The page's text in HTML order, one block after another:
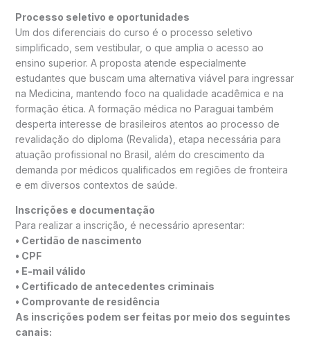
Processo seletivo e oportunidades
Um dos diferenciais do curso é o processo seletivo
simplificado, sem vestibular, o que amplia o acesso ao
ensino superior. A proposta atende especialmente
estudantes que buscam uma alternativa viável para ingressar
na Medicina, mantendo foco na qualidade acadêmica e na
formação ética. A formação médica no Paraguai também
desperta interesse de brasileiros atentos ao processo de
revalidação do diploma (Revalida), etapa necessária para
atuação profissional no Brasil, além do crescimento da
demanda por médicos qualificados em regiões de fronteira
e em diversos contextos de saúde.
Inscrições e documentação
Para realizar a inscrição, é necessário apresentar:
• Certidão de nascimento
• CPF
• E-mail válido
• Certificado de antecedentes criminais
• Comprovante de residência
As inscrições podem ser feitas por meio dos seguintes
canais: